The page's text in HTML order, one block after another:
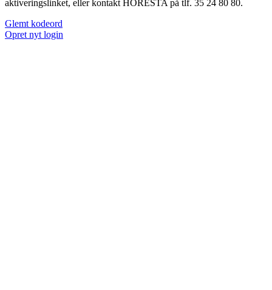
aktiveringslinket, eller kontakt HORESTA på tlf. 35 24 80 80.
Glemt kodeord
Opret nyt login